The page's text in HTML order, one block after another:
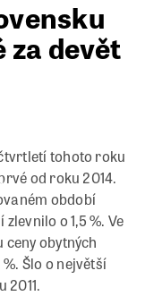
devět
tohoto roku
od roku 2014.
období
o 1,5 %. Ve
obytných
Šlo o největší